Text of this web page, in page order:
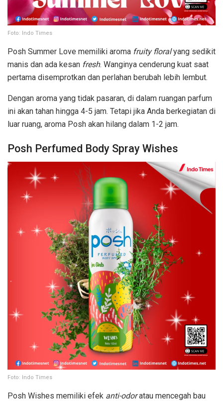
Foto: Indo Times
Posh Summer Love memiliki aroma fruity floralyang sedikit
manis dan ada kesan fresh. Wanginya cenderung kuat saat
pertama disemprotkan dan perlahan berubah lebih lembut.
Dengan aroma yang tidak pasaran, di dalam ruangan parfum
ini akan tahan hingga 4-5 jam. Tetapi jika Anda berkegiatan di
luar ruang, aroma Posh akan hilang dalam 1-2 jam.
Posh Perfumed Body Spray Wishes
Foto: Indo Times
Posh Wishes memiliki efek anti-odoratau mencegah bau